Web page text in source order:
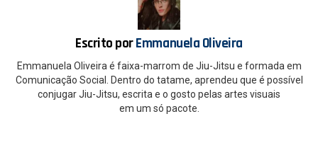
Escrito porEmmanuela Oliveira
Emmanuela Oliveira é faixa-marrom de Jiu-Jitsu e formada em
Comunicação Social. Dentro do tatame, aprendeu que é possível
conjugar Jiu-Jitsu, escrita e o gosto pelas artes visuais
em um só pacote.